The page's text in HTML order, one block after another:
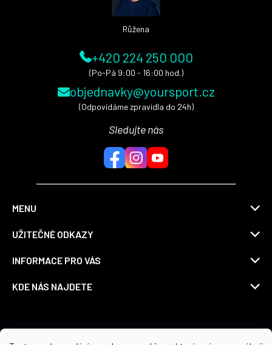
Růžena
+420 224 250 000
(Po-Pá 9:00 - 16:00 hod.)
objednavky@yoursport.cz
(Odpovídáme zpravidla do 24h)
Sledujte nás
MENU
UŽITEČNÉ ODKAZY
INFORMACE PRO VÁS
KDE NÁS NAJDETE
Možnosti dopravy